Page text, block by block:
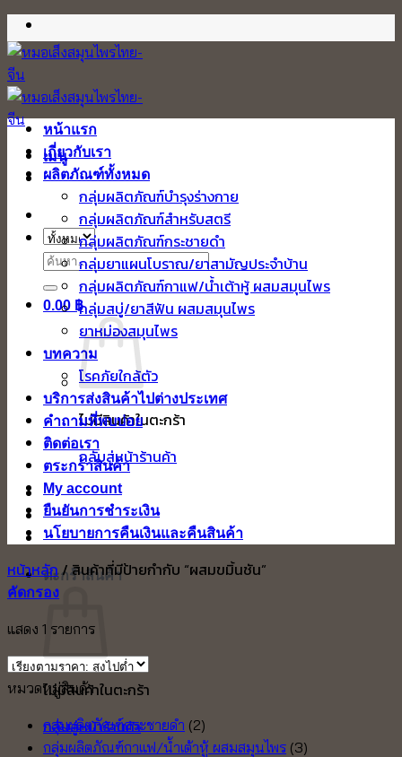
ข้าม
ไป
ยัง
เนื้อหา
เมนู
ค้นหา:
0.00 ฿
ไม่มีสินค้าในตะกร้า
กลับสู่หน้าร้านค้า
ตะกร้าสินค้า
ไม่มีสินค้าในตะกร้า
กลับสู่หน้าร้านค้า
หน้าแรก
เกี่ยวกับเรา
ผลิตภัณฑ์ทั้งหมด
กลุ่มผลิตภัณฑ์บำรุงร่างกาย
กลุ่มผลิตภัณฑ์สำหรับสตรี
กลุ่มผลิตภัณฑ์กระชายดำ
กลุ่มยาแผนโบราณ/ยาสามัญประจำบ้าน
กลุ่มผลิตภัณฑ์กาแฟ/น้ำเต้าหู้ ผสมสมุนไพร
กลุ่มสบู่/ยาสีฟัน ผสมสมุนไพร
ยาหม่องสมุนไพร
บทความ
โรคภัยใกล้ตัว
บริการส่งสินค้าไปต่างประเทศ
คำถามที่พบบ่อย
ติดต่อเรา
ตระกร้าสินค้า
My account
ยืนยันการชำระเงิน
นโยบายการคืนเงินและคืนสินค้า
หน้าหลัก/สินค้าที่มีป้ายกำกับ “ผสมขมิ้นชัน”
คัดกรอง
แสดง 1 รายการ
หมวดหมู่สินค้า
กลุ่มผลิตภัณฑ์กระชายดำ (2)
กลุ่มผลิตภัณฑ์กาแฟ/น้ำเต้าหู้ ผสมสมุนไพร (3)